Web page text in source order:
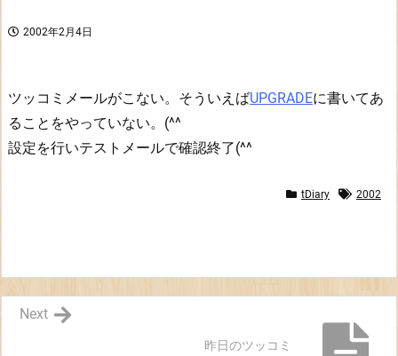
2002年2月4日
ツッコミメールがこない。そういえばUPGRADEに書いてあ
ることをやっていない。(^^
設定を行いテストメールで確認終了(^^
tDiary 2002
昨日のツッコミ
Next